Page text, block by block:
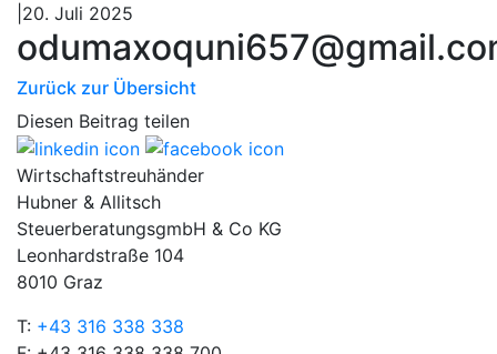
|20. Juli 2025
Zurück zur Übersicht
Diesen Beitrag teilen
Wirtschaftstreuhänder
Hubner & Allitsch
SteuerberatungsgmbH & Co KG
Leonhardstraße 104
8010 Graz
T: +43 316 338 338